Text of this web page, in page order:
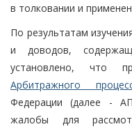
в толковании и
По результатам
и доводов,
установлено, что
Арбитражного
Федерации (далее -
жалобы для